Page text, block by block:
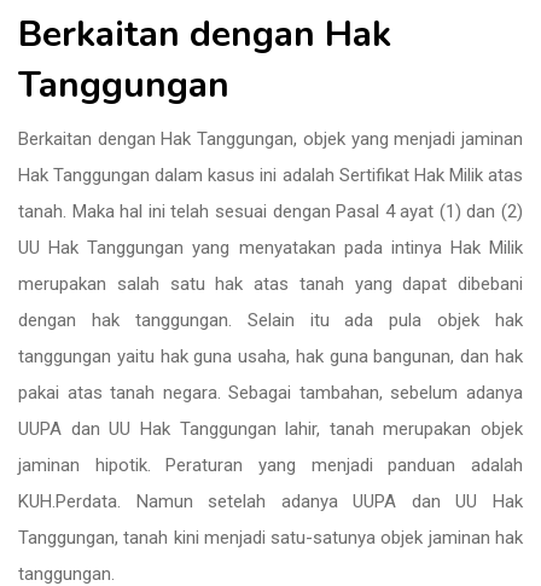
Berkaitan dengan Hak
Tanggungan
Berkaitan dengan Hak Tanggungan, objek yang menjadi jaminan
Hak Tanggungan dalam kasus ini adalah Sertifikat Hak Milik atas
tanah. Maka hal ini telah sesuai dengan Pasal 4 ayat (1) dan (2)
UU Hak Tanggungan yang menyatakan pada intinya Hak Milik
merupakan salah satu hak atas tanah yang dapat dibebani
dengan hak tanggungan. Selain itu ada pula objek hak
tanggungan yaitu hak guna usaha, hak guna bangunan, dan hak
pakai atas tanah negara. Sebagai tambahan, sebelum adanya
UUPA dan UU Hak Tanggungan lahir, tanah merupakan objek
jaminan hipotik. Peraturan yang menjadi panduan adalah
KUH.Perdata. Namun setelah adanya UUPA dan UU Hak
Tanggungan, tanah kini menjadi satu-satunya objek jaminan hak
tanggungan.